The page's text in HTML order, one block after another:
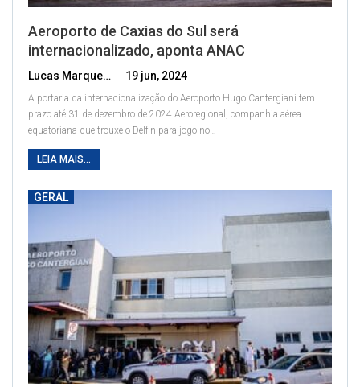
Aeroporto de Caxias do Sul será
internacionalizado, aponta ANAC
Lucas Marques 19 jun, 2024
A portaria da internacionalização do Aeroporto Hugo Cantergiani tem
prazo até 31 de dezembro de 2024 Aeroregional, companhia aérea
equatoriana que trouxe o Delfin para jogo no
LEIA MAIS...
GERAL